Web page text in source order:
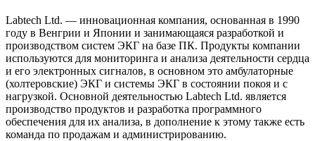
Labtech Ltd. — инновационная компания, основанная в 1990
году в Венгрии и Японии и занимающаяся разработкой и
производством систем ЭКГ на базе ПК. Продукты компании
используются для мониторинга и анализа деятельности сердца
и его электронных сигналов, в основном это амбулаторные
(холтеровские) ЭКГ и системы ЭКГ в состоянии покоя и с
нагрузкой. Основной деятельностью Labtech Ltd. является
производство продуктов и разработка программного
обеспечения для их анализа, в дополнение к этому также есть
команда по продажам и администрированию.